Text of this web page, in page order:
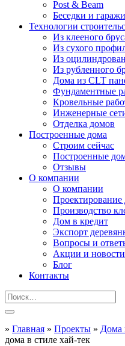
Post & Beam
Беседки и гаражи
Технологии
Из клееного
Из сухого
Из
Из рубленного
Дома из CLT
Фундаментные
Кровельные
Инженерные
Отделка домов
Построенные дома
Строим сейчас
Построенные
Отзывы
О компании
О компании
Проектирование
Производство
Дом в кредит
Экспорт
Вопросы и
Акции и новости
Блог
Контакты
» Главная » Проекты » Дома
дома в стиле хай-тек